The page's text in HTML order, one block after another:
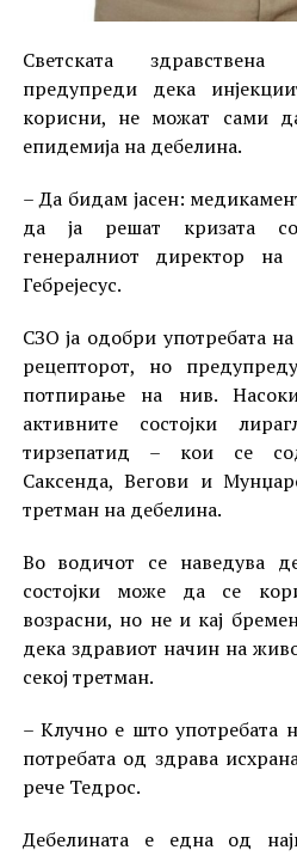
Светската
предупреди дека
корисни, не можат сами
епидемија на дебелина.
– Да бидам јасен:
да ја решат кризата со
генералниот директор
Гебрејесус.
СЗО ја одобри употребата
рецепторот, но
потпирање на нив.
активните состојки
тирзепатид – кои се
Саксенда, Вегови и
третман на дебелина.
Во водичот се наведува
состојки може да се
возрасни, но не и кај
дека здравиот начин на
секој третман.
– Клучно е што употребата
потребата од здрава
рече Тедрос.
Дебелината е една од